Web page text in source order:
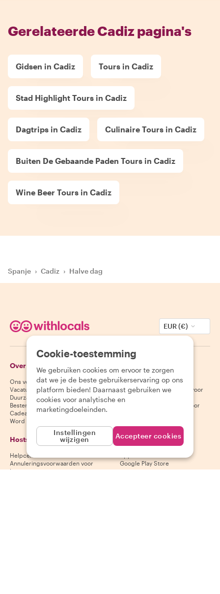
Gerelateerde Cadiz pagina's
Gidsen in Cadiz Tours in Cadiz
Stad Highlight Tours in Cadiz
Dagtrips in Cadiz Culinaire Tours in Cadiz
Buiten De Gebaande Paden Tours in Cadiz
Wine Beer Tours in Cadiz
Spanje › Cadiz › Halve dag
EUR (€)
Over Withlocals
Ons verhaal
Vacatures
Duurzaamheid
Bestemmingen
Cadeaubonnen
Word partner
Helpcentrum voor gasten
Annuleringsvoorwaarden voor
Algemene voorwaarden voor
Hosts
Helpcentrum voor hosts
Annuleringsvoorwaarden voor
hosts
Download onze app
Google Play Store
Cookie-toestemming
We gebruiken cookies om ervoor te zorgen
dat we je de beste gebruikerservaring op ons
platform bieden! Daarnaast gebruiken we
cookies voor analytische en
marketingdoeleinden.
Instellingen
wijzigen
Accepteer cookies